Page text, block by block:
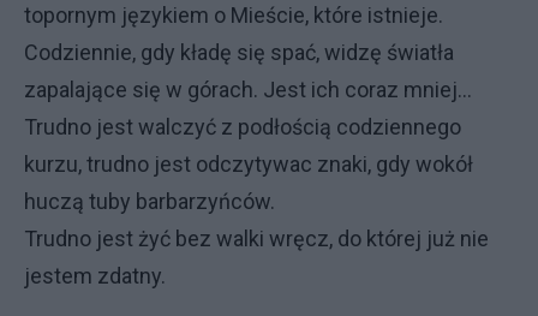
topornym językiem o Mieście, które istnieje.
Codziennie, gdy kładę się spać, widzę światła
zapalające się w górach. Jest ich coraz mniej...
Trudno jest walczyć z podłością codziennego
kurzu, trudno jest odczytywac znaki, gdy wokół
huczą tuby barbarzyńców.
Trudno jest żyć bez walki wręcz, do której już nie
jestem zdatny.